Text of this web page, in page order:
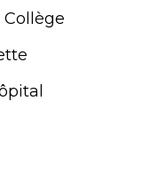
Collège